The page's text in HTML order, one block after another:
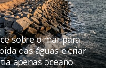
sobre o mar para
das águas e criar
apenas oceano